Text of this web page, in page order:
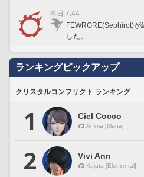
本日 7:44
FEWRGRE(Sephirot)が
した。
ランキングピックアップ
クリスタルコンフリクト ランキング
1 Ciel Cocco
Anima [Mana]
2 Vivi Ann
Kujata [Elemental]